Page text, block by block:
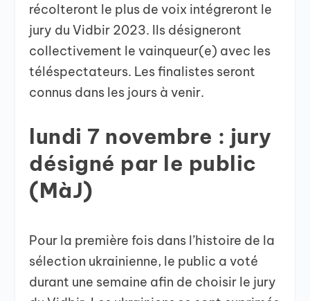
récolteront le plus de voix intégreront le
jury du Vidbir 2023. Ils désigneront
collectivement le vainqueur(e) avec les
téléspectateurs. Les finalistes seront
connus dans les jours à venir.
lundi 7 novembre : jury
désigné par le public
(MàJ)
Pour la première fois dans l’histoire de la
sélection ukrainienne, le public a voté
durant une semaine afin de choisir le jury